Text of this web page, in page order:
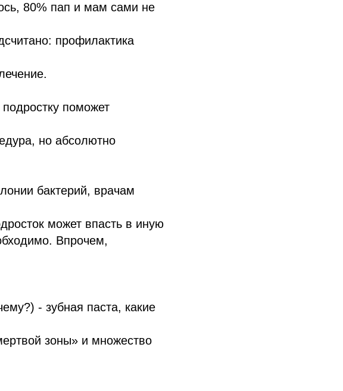
80% пап и мам сами не
профилактика
поможет
но абсолютно
бактерий, врачам
может впасть в иную
Впрочем,
- зубная паста, какие
зоны» и множество